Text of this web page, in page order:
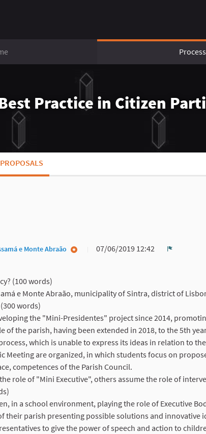
Practice in Citizen
e Monte Abraão
07/06/2019 12:42
(100 words)
e Monte Abraão, municipality of Sintra, district of
words)
the "Mini-Presidentes" project since 2014,
of the parish, having been extended in 2018, to the 5th
which is unable to express its ideas in relation to
Meeting are organized, in which students focus on
competences of the Parish Council.
role of "Mini Executive", others assume the role of
in a school environment, playing the role of Executive
their parish presenting possible solutions and innovative
to give the power of speech and action to